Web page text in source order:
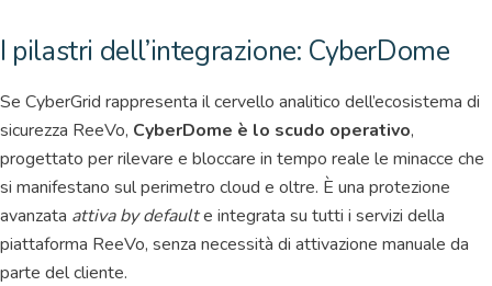
I pilastri dell’integrazione: CyberDome
Se CyberGrid rappresenta il cervello analitico dell’ecosistema di
sicurezza ReeVo, CyberDome è lo scudo operativo,
progettato per rilevare e bloccare in tempo reale le minacce che
si manifestano sul perimetro cloud e oltre. È una protezione
avanzata attiva by defaulte integrata su tutti i servizi della
piattaforma ReeVo, senza necessità di attivazione manuale da
parte del cliente.